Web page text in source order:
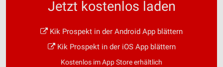
Jetzt kostenlos laden
Kik Prospekt in der Android App blättern
Kik Prospekt in der iOS App blättern
Kostenlos im App Store erhältlich